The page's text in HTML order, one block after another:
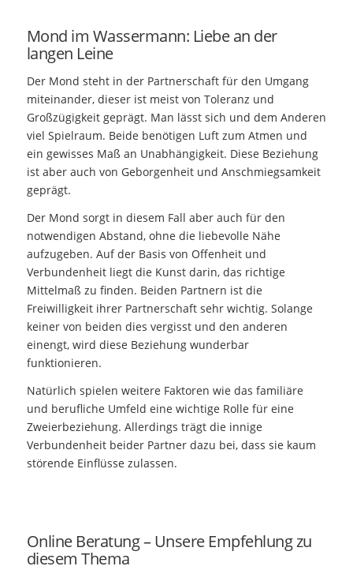
Mond im Wassermann: Liebe an der
langen Leine
Der Mond steht in der Partnerschaft für den Umgang
miteinander, dieser ist meist von Toleranz und
Großzügigkeit geprägt. Man lässt sich und dem Anderen
viel Spielraum. Beide benötigen Luft zum Atmen und
ein gewisses Maß an Unabhängigkeit. Diese Beziehung
ist aber auch von Geborgenheit und Anschmiegsamkeit
geprägt.
Der Mond sorgt in diesem Fall aber auch für den
notwendigen Abstand, ohne die liebevolle Nähe
aufzugeben. Auf der Basis von Offenheit und
Verbundenheit liegt die Kunst darin, das richtige
Mittelmaß zu finden. Beiden Partnern ist die
Freiwilligkeit ihrer Partnerschaft sehr wichtig. Solange
keiner von beiden dies vergisst und den anderen
einengt, wird diese Beziehung wunderbar
funktionieren.
Natürlich spielen weitere Faktoren wie das familiäre
und berufliche Umfeld eine wichtige Rolle für eine
Zweierbeziehung. Allerdings trägt die innige
Verbundenheit beider Partner dazu bei, dass sie kaum
störende Einflüsse zulassen.
Online Beratung – Unsere Empfehlung zu
diesem Thema